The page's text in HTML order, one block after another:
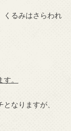
くるみはさらわれ
。
なりますが、